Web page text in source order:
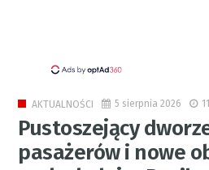
AKTUALNOŚCI 5 sierpnia 2026
Pustoszejący
pasażerów i nowe